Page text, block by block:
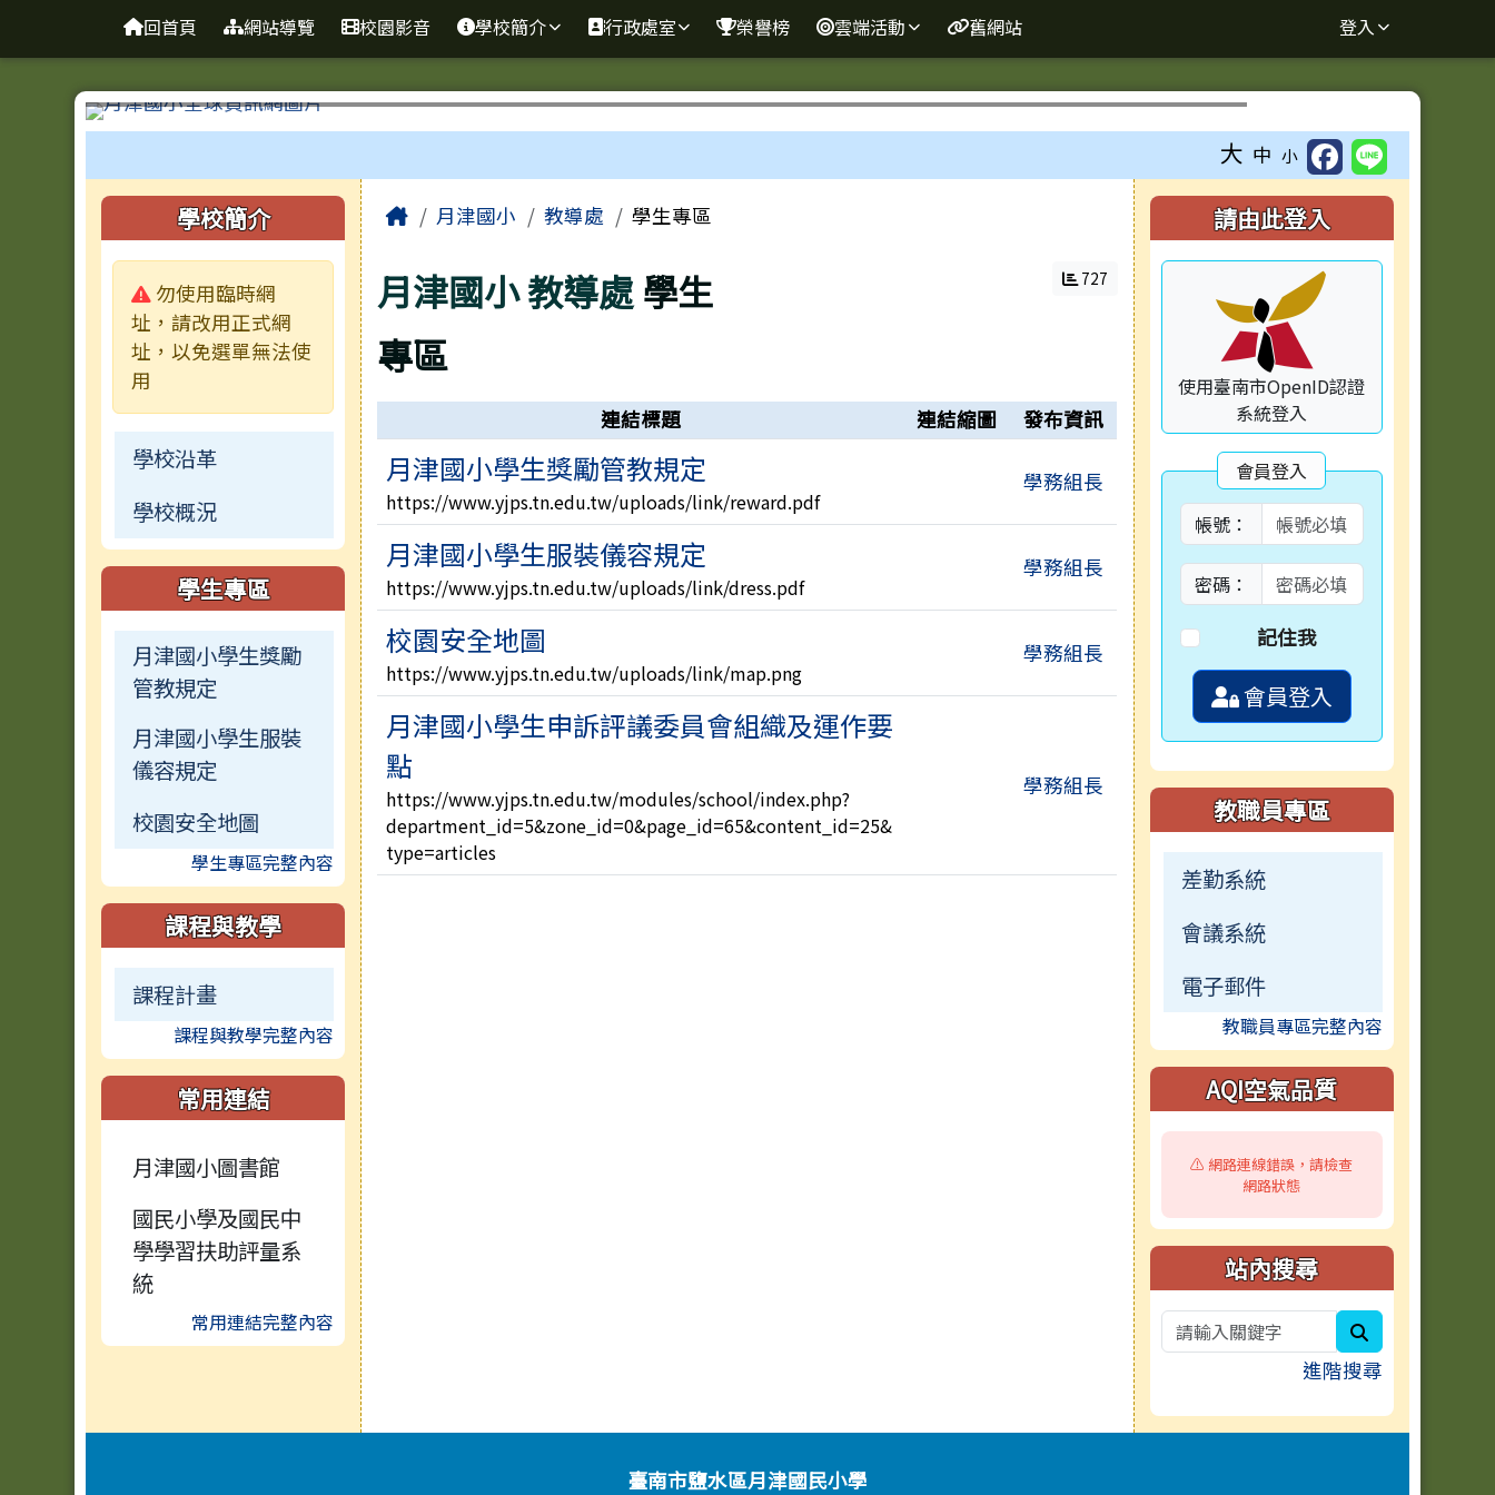
臺南市鹽水區月津國民小學全球資訊網
回首頁 網站導覽 校園影音 學校簡介 行政處室 榮譽榜 雲端活動 舊網站 登入
⏸
大 中 小
左邊區域內容
學校簡介
警告:
勿使用臨時網
址，請改用正式網
址，以免選單無法使
用
學校沿革
學校概況
學生專區
月津國小學生獎勵
管教規定
月津國小學生服裝
儀容規定
校園安全地圖
學生專區完整內容
課程與教學
課程計畫
課程與教學完整內容
常用連結
月津國小圖書館
國民小學及國民中
學學習扶助評量系
統
常用連結完整內容
主內容區域
Home月津國小 教導處 學生專區
月津國小教導處學生
專區
727
連結標題 連結縮圖 發布資訊
月津國小學生獎勵管教規定
https://www.yjps.tn.edu.tw/uploads/link/reward.pdf
學務組長
月津國小學生服裝儀容規定
https://www.yjps.tn.edu.tw/uploads/link/dress.pdf
學務組長
校園安全地圖
https://www.yjps.tn.edu.tw/uploads/link/map.png
學務組長
月津國小學生申訴評議委員會組織及運作要
點
https://www.yjps.tn.edu.tw/modules/school/index.php?
department_id=5&zone_id=0&page_id=65&content_id=25&
type=articles
學務組長
右邊區域內容
請由此登入
使用臺南市OpenID認證
系統登入
會員登入
帳號：
密碼：
記住我
會員登入
教職員專區
差勤系統
會議系統
電子郵件
教職員專區完整內容
AQI空氣品質
⚠️ 網路連線錯誤，請檢查
網路狀態
站內搜尋
進階搜尋
頁尾區域
臺南市鹽水區月津國民小學